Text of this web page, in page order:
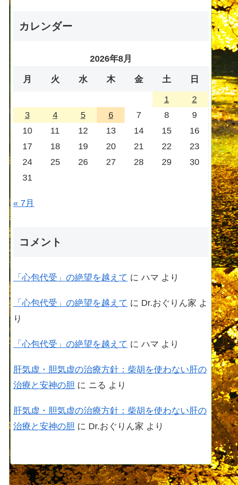
カレンダー
2026年8月
月 火 水 木 金 土 日
1
2
3
4 5 6 7 8
9
10
11 12 13 14 15
16
17
18 19 20 21 22
23
24
25 26 27 28 29
30
31
« 7月
コメント
「心包代受」の絶望を越えて に ハマ より
「心包代受」の絶望を越えて に Dr.おぐりん家 よ
り
「心包代受」の絶望を越えて に ハマ より
肝気虚・胆気虚の治療方針：柴胡を使わない肝の
治療と安神の胆 に ニる より
肝気虚・胆気虚の治療方針：柴胡を使わない肝の
治療と安神の胆 に Dr.おぐりん家 より